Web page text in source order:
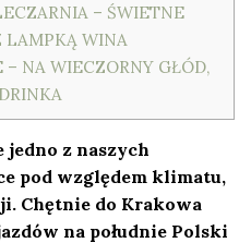
– ŚWIETNE
LAMPKĄ WINA
– NA WIECZORNY GŁÓD,
z naszych
pod względem klimatu,
Chętnie do Krakowa
na południe Polski